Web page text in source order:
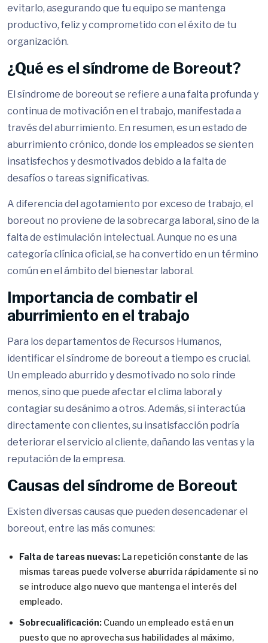
evitarlo, asegurando que tu equipo se mantenga
productivo, feliz y comprometido con el éxito de tu
organización.
¿Qué es el síndrome de Boreout?
El síndrome de boreout se refiere a una falta profunda y
continua de motivación en el trabajo, manifestada a
través del aburrimiento. En resumen, es un estado de
aburrimiento crónico, donde los empleados se sienten
insatisfechos y desmotivados debido a la falta de
desafíos o tareas significativas.
A diferencia del agotamiento por exceso de trabajo, el
boreout no proviene de la sobrecarga laboral, sino de la
falta de estimulación intelectual. Aunque no es una
categoría clínica oficial, se ha convertido en un término
común en el ámbito del bienestar laboral.
Importancia de combatir el
aburrimiento en el trabajo
Para los departamentos de Recursos Humanos,
identificar el síndrome de boreout a tiempo es crucial.
Un empleado aburrido y desmotivado no solo rinde
menos, sino que puede afectar el clima laboral y
contagiar su desánimo a otros. Además, si interactúa
directamente con clientes, su insatisfacción podría
deteriorar el servicio al cliente, dañando las ventas y la
reputación de la empresa.
Causas del síndrome de Boreout
Existen diversas causas que pueden desencadenar el
boreout, entre las más comunes:
Falta de tareas nuevas: La repetición constante de las
mismas tareas puede volverse aburrida rápidamente si no
se introduce algo nuevo que mantenga el interés del
empleado.
Sobrecualificación: Cuando un empleado está en un
puesto que no aprovecha sus habilidades al máximo,